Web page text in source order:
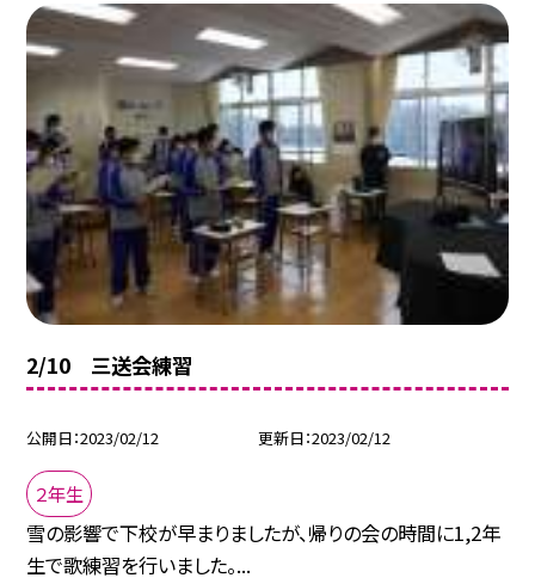
2/10 三送会練習
公開日 2023/02/12 更新日 2023/02/12
２年生
雪の影響で下校が早まりましたが、帰りの会の時間に1,2年
生で歌練習を行いました。...